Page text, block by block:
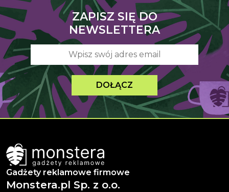
ZAPISZ SIĘ DO
NEWSLETTERA
DOŁĄCZ
Gadżety reklamowe firmowe
Monstera.pl Sp. z o.o.